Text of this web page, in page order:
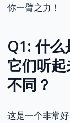
你一臂之力！
Q1: 什
它们听
不同？
这是一个非常